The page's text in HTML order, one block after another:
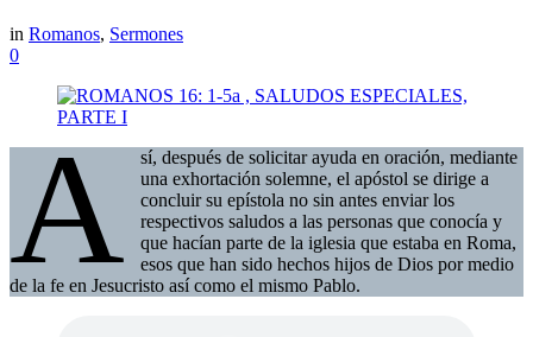
in Romanos, Sermones
0
A
sí, después de solicitar ayuda en oración, mediante
una exhortación solemne, el apóstol se dirige a
concluir su epístola no sin antes enviar los
respectivos saludos a las personas que conocía y
que hacían parte de la iglesia que estaba en Roma,
esos que han sido hechos hijos de Dios por medio
de la fe en Jesucristo así como el mismo Pablo.